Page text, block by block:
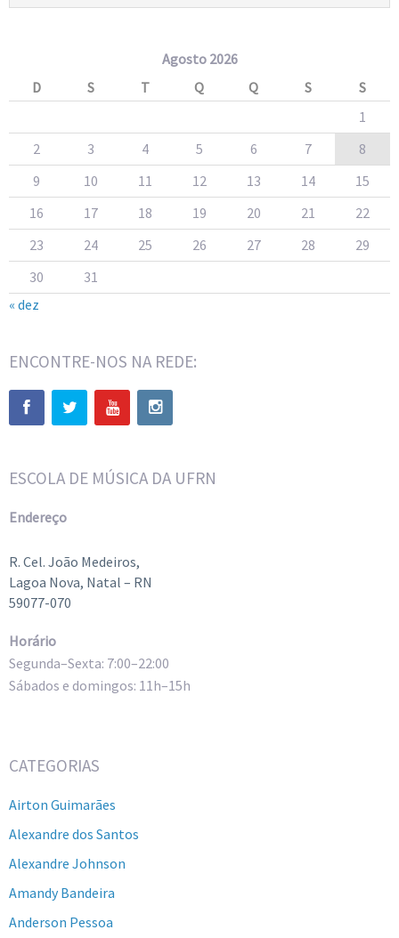
Agosto 2026
D
S T Q Q S
S
1
2
3 4 5 6 7
8
9
10 11 12 13 14
15
16
17 18 19 20 21
22
23
24 25 26 27 28
29
30
31
« dez
ENCONTRE-NOS NA REDE:
ESCOLA DE MÚSICA DA UFRN
Endereço
R. Cel. João Medeiros,
Lagoa Nova, Natal – RN
59077-070
Horário
Segunda–Sexta: 7:00–22:00
Sábados e domingos: 11h–15h
CATEGORIAS
Airton Guimarães
Alexandre dos Santos
Alexandre Johnson
Amandy Bandeira
Anderson Pessoa